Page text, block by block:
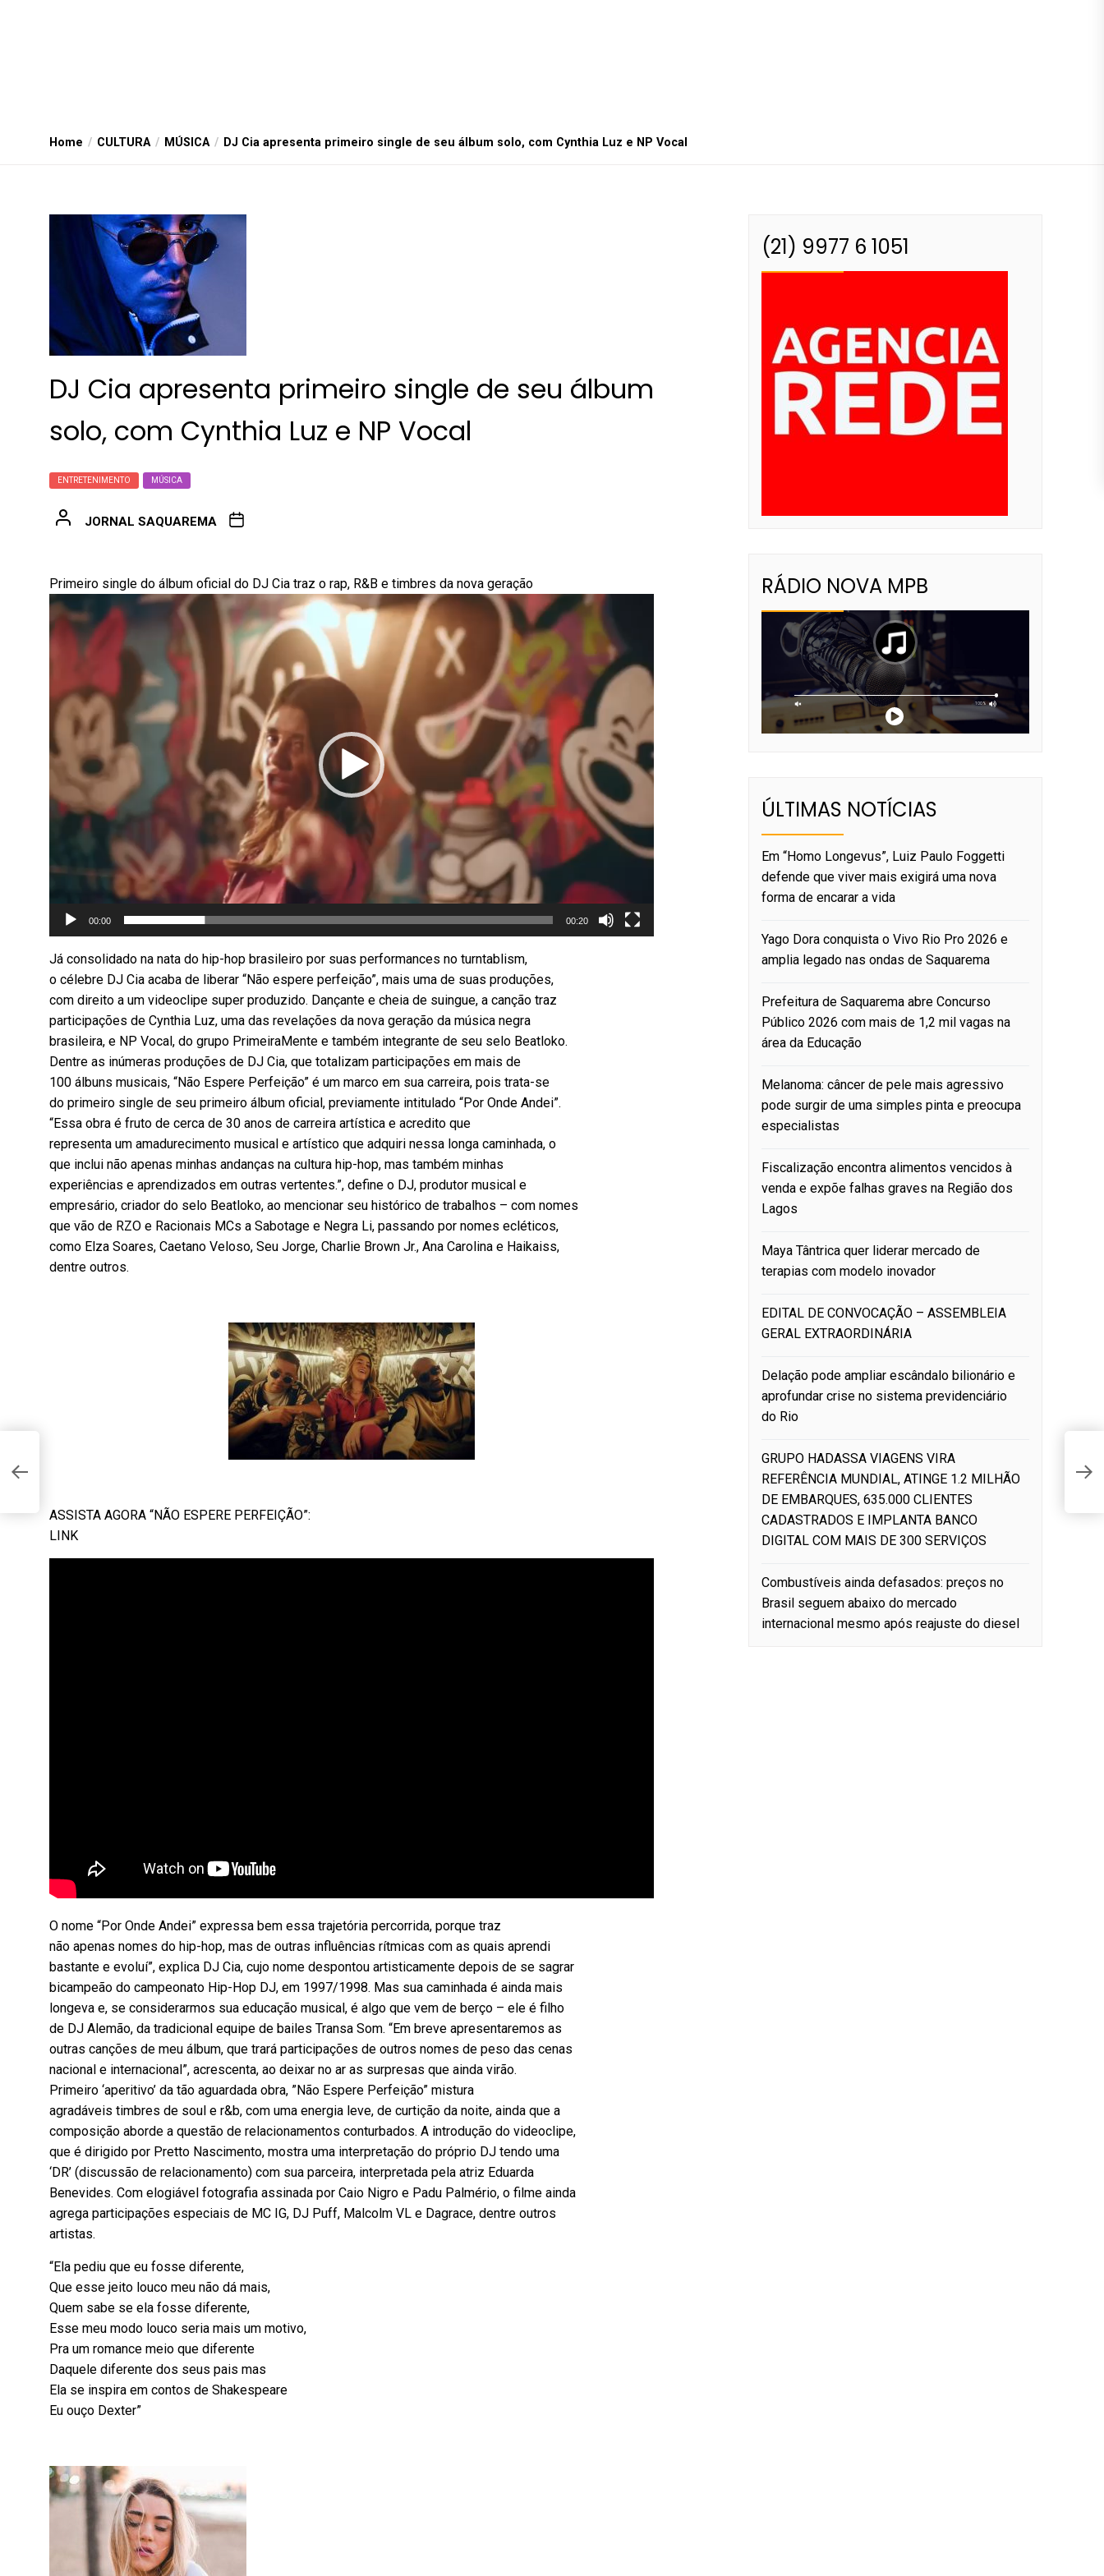
Home CULTURA MÚSICA DJ Cia apresenta primeiro single de seu álbum solo, com Cynthia Luz e NP Vocal
DJ Cia apresenta primeiro single de seu álbum
solo, com Cynthia Luz e NP Vocal
ENTRETENIMENTO MÚSICA
JORNAL SAQUAREMA
Primeiro single do álbum oficial do DJ Cia traz o rap, R&B e timbres da nova geração
Tocador
de
vídeo
00:00 00:20
Já consolidado na nata do hip-hop brasileiro por suas performances no turntablism,
o célebre DJ Cia acaba de liberar “Não espere perfeição”, mais uma de suas produções,
com direito a um videoclipe super produzido. Dançante e cheia de suingue, a canção traz
participações de Cynthia Luz, uma das revelações da nova geração da música negra
brasileira, e NP Vocal, do grupo PrimeiraMente e também integrante de seu selo Beatloko.
Dentre as inúmeras produções de DJ Cia, que totalizam participações em mais de
100 álbuns musicais, “Não Espere Perfeição” é um marco em sua carreira, pois trata-se
do primeiro single de seu primeiro álbum oficial, previamente intitulado “Por Onde Andei”.
“Essa obra é fruto de cerca de 30 anos de carreira artística e acredito que
representa um amadurecimento musical e artístico que adquiri nessa longa caminhada, o
que inclui não apenas minhas andanças na cultura hip-hop, mas também minhas
experiências e aprendizados em outras vertentes.”, define o DJ, produtor musical e
empresário, criador do selo Beatloko, ao mencionar seu histórico de trabalhos – com nomes
que vão de RZO e Racionais MCs a Sabotage e Negra Li, passando por nomes ecléticos,
como Elza Soares, Caetano Veloso, Seu Jorge, Charlie Brown Jr., Ana Carolina e Haikaiss,
dentre outros.
ASSISTA AGORA “NÃO ESPERE PERFEIÇÃO”:
LINK
O nome “Por Onde Andei” expressa bem essa trajetória percorrida, porque traz
não apenas nomes do hip-hop, mas de outras influências rítmicas com as quais aprendi
bastante e evoluí”, explica DJ Cia, cujo nome despontou artisticamente depois de se sagrar
bicampeão do campeonato Hip-Hop DJ, em 1997/1998. Mas sua caminhada é ainda mais
longeva e, se considerarmos sua educação musical, é algo que vem de berço – ele é filho
de DJ Alemão, da tradicional equipe de bailes Transa Som. “Em breve apresentaremos as
outras canções de meu álbum, que trará participações de outros nomes de peso das cenas
nacional e internacional”, acrescenta, ao deixar no ar as surpresas que ainda virão.
Primeiro ‘aperitivo’ da tão aguardada obra, ”Não Espere Perfeição” mistura
agradáveis timbres de soul e r&b, com uma energia leve, de curtição da noite, ainda que a
composição aborde a questão de relacionamentos conturbados. A introdução do videoclipe,
que é dirigido por Pretto Nascimento, mostra uma interpretação do próprio DJ tendo uma
‘DR’ (discussão de relacionamento) com sua parceira, interpretada pela atriz Eduarda
Benevides. Com elogiável fotografia assinada por Caio Nigro e Padu Palmério, o filme ainda
agrega participações especiais de MC IG, DJ Puff, Malcolm VL e Dagrace, dentre outros
artistas.
“Ela pediu que eu fosse diferente,
Que esse jeito louco meu não dá mais,
Quem sabe se ela fosse diferente,
Esse meu modo louco seria mais um motivo,
Pra um romance meio que diferente
Daquele diferente dos seus pais mas
Ela se inspira em contos de Shakespeare
Eu ouço Dexter”
(21) 9977 6 1051
RÁDIO NOVA MPB
ÚLTIMAS NOTÍCIAS
Em “Homo Longevus”, Luiz Paulo Foggetti
defende que viver mais exigirá uma nova
forma de encarar a vida
Yago Dora conquista o Vivo Rio Pro 2026 e
amplia legado nas ondas de Saquarema
Prefeitura de Saquarema abre Concurso
Público 2026 com mais de 1,2 mil vagas na
área da Educação
Melanoma: câncer de pele mais agressivo
pode surgir de uma simples pinta e preocupa
especialistas
Fiscalização encontra alimentos vencidos à
venda e expõe falhas graves na Região dos
Lagos
Maya Tântrica quer liderar mercado de
terapias com modelo inovador
EDITAL DE CONVOCAÇÃO – ASSEMBLEIA
GERAL EXTRAORDINÁRIA
Delação pode ampliar escândalo bilionário e
aprofundar crise no sistema previdenciário
do Rio
GRUPO HADASSA VIAGENS VIRA
REFERÊNCIA MUNDIAL, ATINGE 1.2 MILHÃO
DE EMBARQUES, 635.000 CLIENTES
CADASTRADOS E IMPLANTA BANCO
DIGITAL COM MAIS DE 300 SERVIÇOS
Combustíveis ainda defasados: preços no
Brasil seguem abaixo do mercado
internacional mesmo após reajuste do diesel